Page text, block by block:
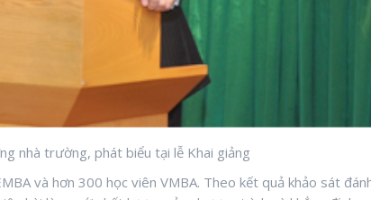
nhà trường, phát biểu tại lễ Khai giảng
và hơn 300 học viên VMBA. Theo kết quả khảo sát